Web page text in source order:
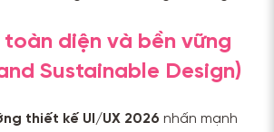
toàn diện và bền vững
Sustainable Design)
thiết kế UI/UX 2026 nhấn mạnh